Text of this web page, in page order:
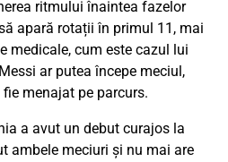
ritmului înaintea fazelor
apară rotații în primul 11, mai
medicale, cum este cazul lui
ar putea începe meciul,
menajat pe parcurs.
a avut un debut curajos la
ambele meciuri și nu mai are